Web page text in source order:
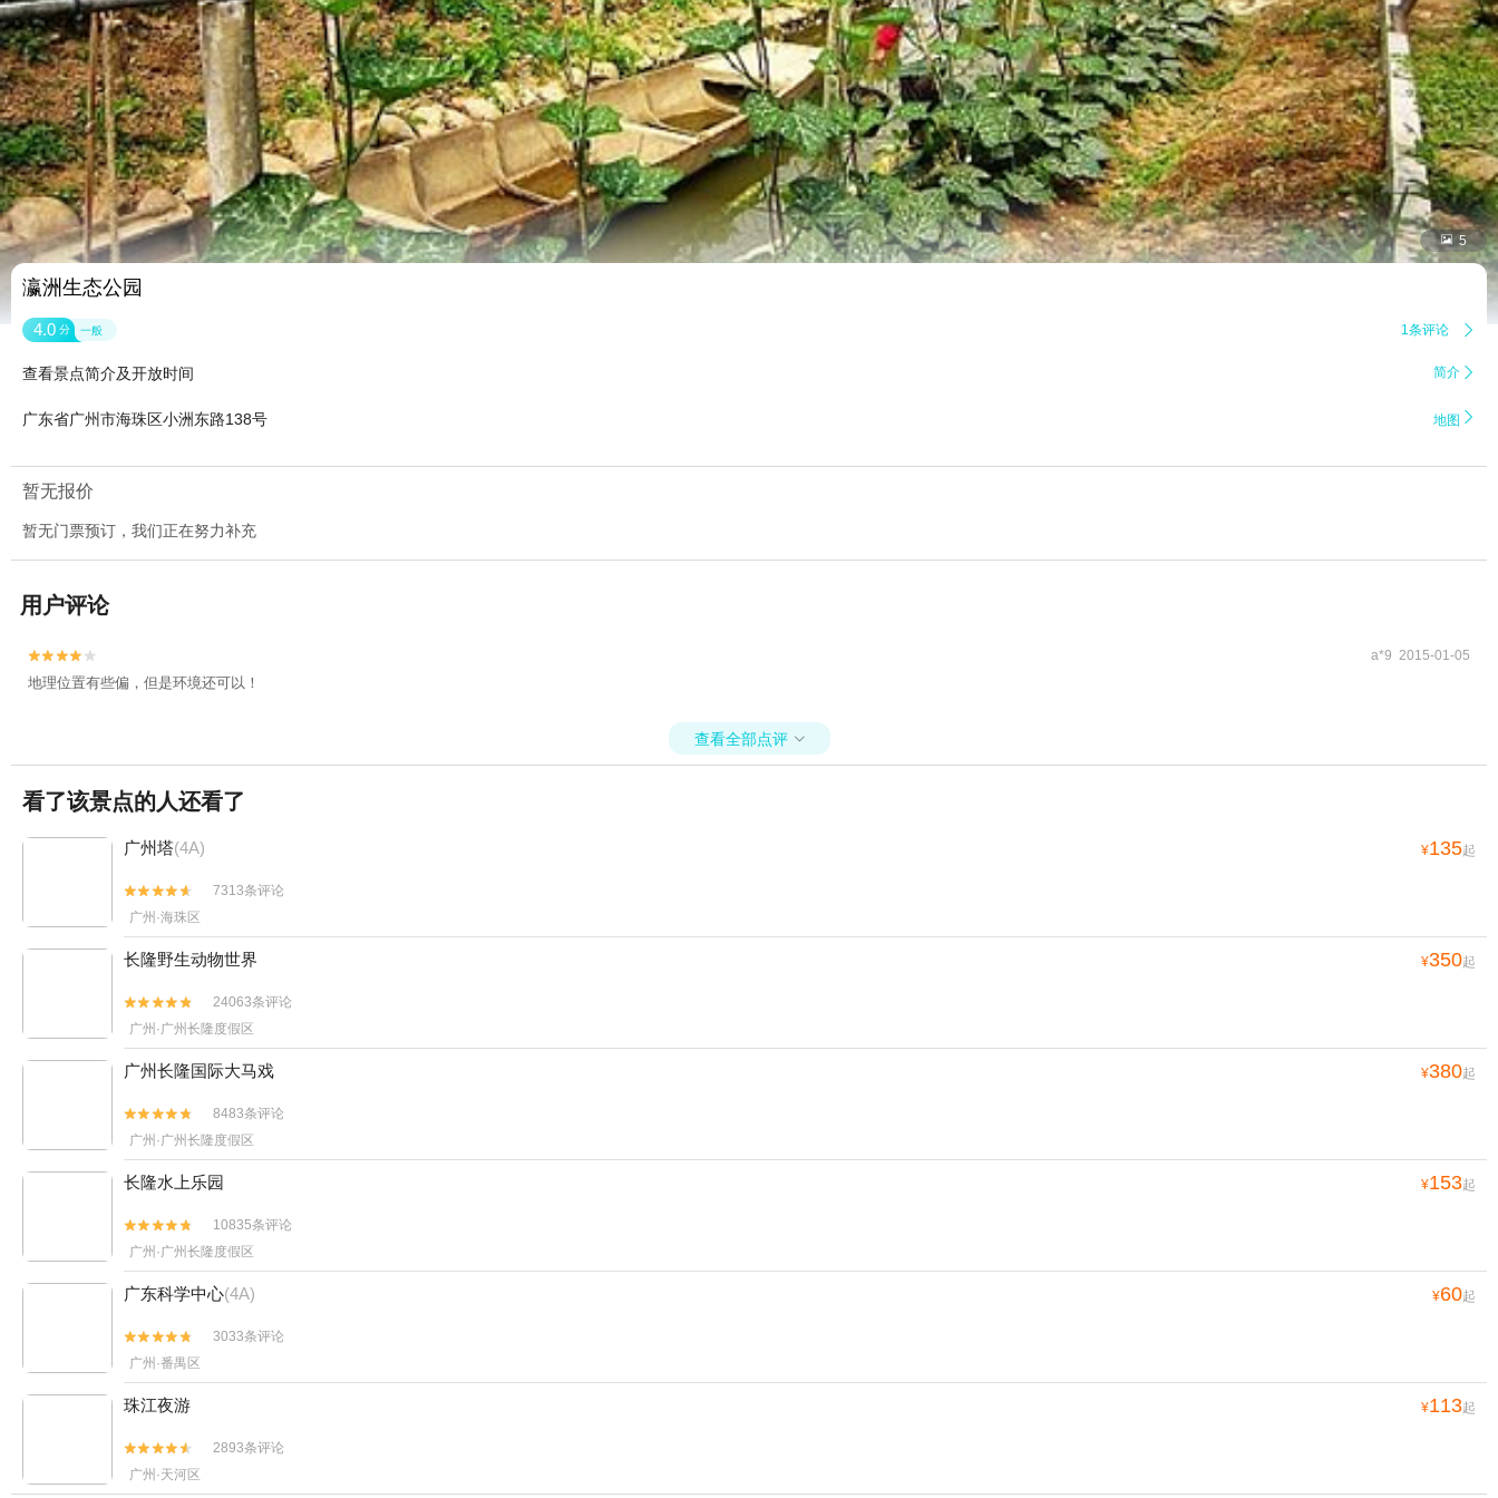
 5
瀛洲生态公园
4.0 分 一般 1条评论 
查看景点简介及开放时间 简介 
广东省广州市海珠区小洲东路138号 地图 
暂无报价
暂无门票预订，我们正在努力补充
用户评论

 a*9 2015-01-05
地理位置有些偏，但是环境还可以！
查看全部点评 
看了该景点的人还看了
广州塔(4A) ¥135起


7313条评论
广州·海珠区
长隆野生动物世界 ¥350起


24063条评论
广州·广州长隆度假区
广州长隆国际大马戏 ¥380起


8483条评论
广州·广州长隆度假区
长隆水上乐园 ¥153起


10835条评论
广州·广州长隆度假区
广东科学中心(4A) ¥60起


3033条评论
广州·番禺区
珠江夜游 ¥113起


2893条评论
广州·天河区